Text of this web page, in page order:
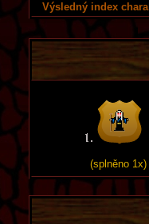
Výsledný index
(splněno 1x)